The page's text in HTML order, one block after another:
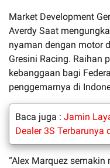
Market Development
Averdy Saat
nyaman dengan motor
Gresini Racing. Raihan
kebanggaan bagi
penggemarnya di
Baca juga : Jamin
Dealer 3S Terbarunya
“Alex Marquez